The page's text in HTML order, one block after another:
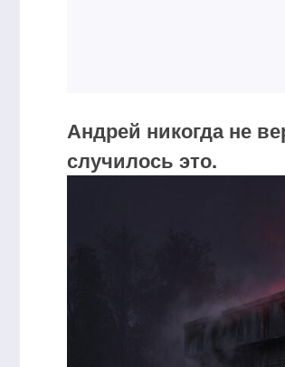
Андрей никогда не
случилось это.